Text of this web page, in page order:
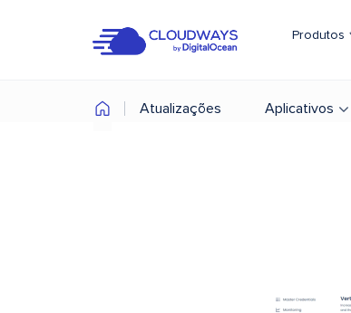
Produtos
Atualizações Aplicativos